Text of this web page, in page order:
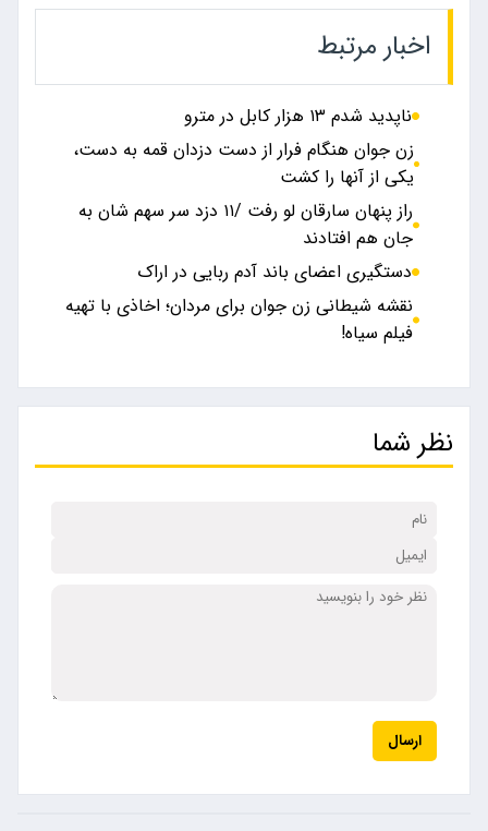
اخبار مرتبط
ناپدید شدم ۱۳ هزار کابل در مترو
زن جوان هنگام فرار از دست دزدان قمه به دست،
یکی از آنها را کشت
راز پنهان سارقان لو رفت /۱۱ دزد سر سهم شان به
جان هم افتادند
دستگیری اعضای باند آدم ربایی در اراک
نقشه شیطانی زن جوان برای مردان؛ اخاذی با تهیه
فیلم سیاه!
نظر شما
ارسال